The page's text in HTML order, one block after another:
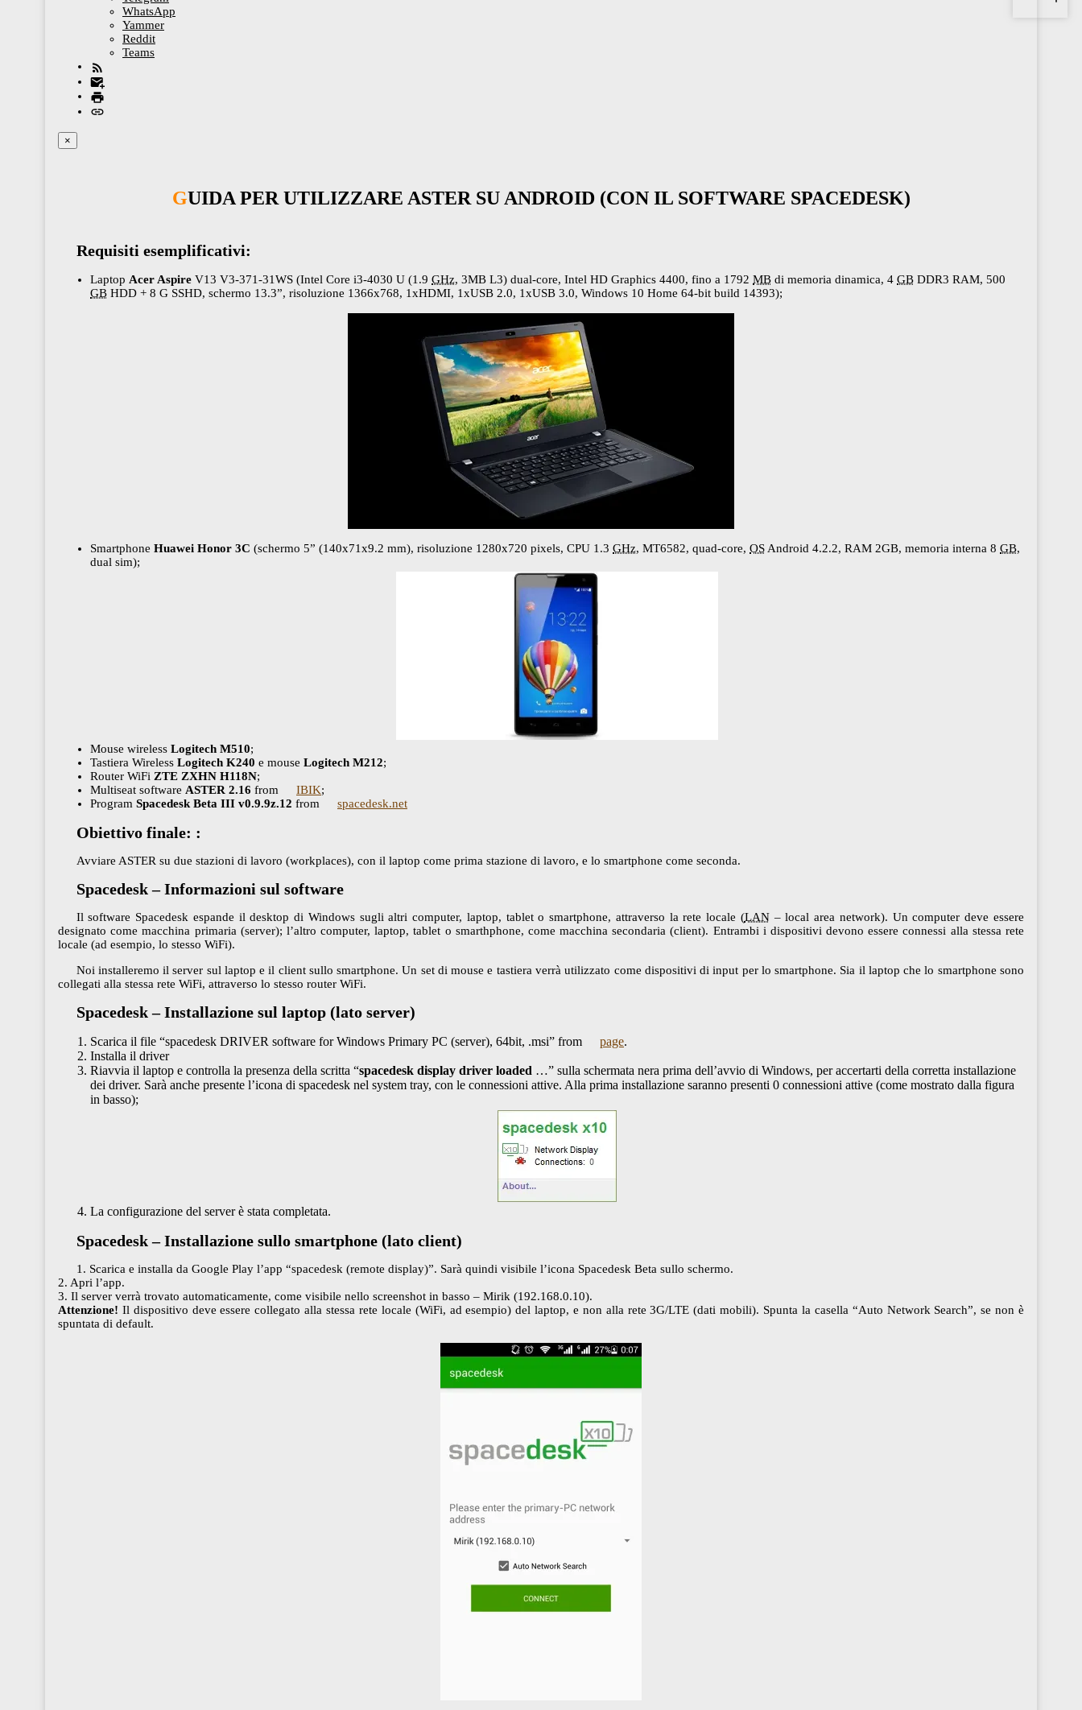
WhatsApp
Yammer
Reddit
Teams
×
GUIDA PER UTILIZZARE ASTER SU ANDROID (CON IL SOFTWARE SPACEDESK)
Requisiti esemplificativi:
Laptop Acer Aspire V13 V3-371-31WS (Intel Core i3-4030 U (1.9 GHz, 3MB L3) dual-core, Intel HD Graphics 4400, fino a 1792 MB di memoria dinamica, 4 GB DDR3 RAM, 500
GB HDD + 8 G SSHD, schermo 13.3”, risoluzione 1366х768, 1хHDMI, 1xUSB 2.0, 1xUSB 3.0, Windows 10 Home 64-bit build 14393);
Smartphone Huawei Honor 3C (schermo 5” (140х71х9.2 mm), risoluzione 1280х720 pixels, CPU 1.3 GHz, МТ6582, quad-core, OSAndroid 4.2.2, RAM 2GB, memoria interna 8 GB,
dual sim);
Mouse wireless Logitech M510;
Tastiera Wireless Logitech K240 e mouse Logitech M212;
Router WiFi ZTE ZXHN H118N;
Multiseat software ASTER 2.16 from IBIK;
Program Spacedesk Beta III v0.9.9z.12 from spacedesk.net
Obiettivofinale: :
Avviare ASTER su due stazioni di lavoro (workplaces), con il laptop come prima stazione di lavoro, e lo smartphone come seconda.
Spacedesk – Informazioni sul software
Il software Spacedesk espande il desktop di Windows sugli altri computer, laptop, tablet o smartphone, attraverso la rete locale (LAN– local area network). Un computer deve essere
designato come macchina primaria (server); l’altro computer, laptop, tablet o smarthphone, come macchina secondaria (client). Entrambi i dispositivi devono essere connessi alla stessa rete
locale (ad esempio, lo stesso WiFi).
Noi installeremo il server sul laptop e il client sullo smartphone. Un set di mouse e tastiera verrà utilizzato come dispositivi di input per lo smartphone. Sia il laptop che lo smartphone sono
collegati alla stessa rete WiFi, attraverso lo stesso router WiFi.
Spacedesk – Installazione sul laptop (lato server)
Scarica il file “spacedesk DRIVER software for Windows Primary PC (server), 64bit, .msi” from page.
Installa il driver
Riavvia il laptop e controlla la presenza della scritta “spacedesk display driver loaded …” sulla schermata nera prima dell’avvio di Windows, per accertarti della corretta installazione
dei driver. Sarà anche presente l’icona di spacedesk nel system tray, con le connessioni attive. Alla prima installazione saranno presenti 0 connessioni attive (come mostrato dalla figura
in basso);
La configurazione del server è stata completata.
Spacedesk – Installazione sullo smartphone (lato client)
1. Scarica e installa da Google Play l’app “spacedesk (remote display)”. Sarà quindi visibile l’icona Spacedesk Beta sullo schermo.
2. Apri l’app.
3. Il server verrà trovato automaticamente, come visibile nello screenshot in basso – Mirik (192.168.0.10).
Attenzione! Il dispositivo deve essere collegato alla stessa rete locale (WiFi, ad esempio) del laptop, e non alla rete 3G/LTE (dati mobili). Spunta la casella “Auto Network Search”, se non è
spuntata di default.